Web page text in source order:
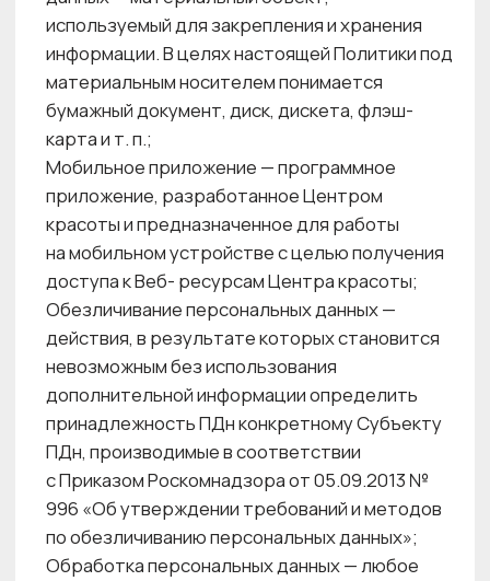
(распространение, предоставление, доступ),
уничтожение персональных данных;
Оператор ПДн — Общество с ограниченной
ответственностью «АйКоун», организующее и
(или) осуществляющее обработку
персональных данных самостоятельно или
совместно с другими лицами обработку
персональных данных, а также определяющее
цели обработки ПДн, состав ПДн, подлежащих
обработке, действия (операции),
совершаемые с ПДн;
Ответственное лицо — работник Центра
красоты, назначенный ответственным в части
выполнения бизнес- или функциональным
по вопросам обработки персональных данных;
Персональные данные — любая информация,
относящаяся к прямо или косвенно
определенному или определяемому
физическому лицу (Субъекту ПДн);
Персональные данные, разрешенные
персональные данные, доступ
неограниченного круга лиц к которым
предоставлен Субъектом ПДн путем дачи
согласия на обработку персональных данных,
разрешенных Субъектом ПДн для